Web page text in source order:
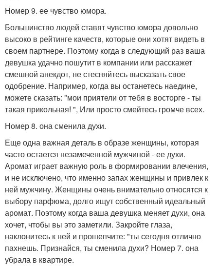
Номер 9. ее чувство юмора.
Большинство людей ставят чувство юмора довольно
высоко в рейтинге качеств, которые они хотят видеть в
своем партнере. Поэтому когда в следующий раз ваша
девушка удачно пошутит в компании или расскажет
смешной анекдот, не стесняйтесь высказать свое
одобрение. Например, когда вы останетесь наедине,
можете сказать: "мои приятели от тебя в восторге - ты
такая прикольная! ", Или просто смейтесь громче всех.
Номер 8. она сменила духи.
Еще одна важная деталь в образе женщины, которая
часто остается незамеченной мужчиной - ее духи.
Аромат играет важную роль в формировании влечения,
и не исключено, что именно запах женщины и привлек к
ней мужчину. Женщины очень внимательно относятся к
выбору парфюма, долго ищут собственный идеальный
аромат. Поэтому когда ваша девушка меняет духи, она
хочет, чтобы вы это заметили. Закройте глаза,
наклонитесь к ней и прошепчите: "ты сегодня отлично
пахнешь. Признайся, ты сменила духи? Номер 7. она
убрала в квартире.